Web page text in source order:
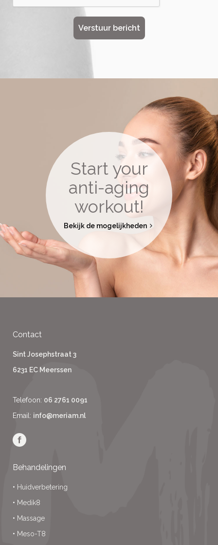
Start your
anti-aging
workout!
Bekijk de mogelijkheden
Contact
Sint Josephstraat 3
6231 EC Meerssen
Telefoon: 06 2761 0091
Email: info@meriam.nl
Behandelingen
• Huidverbetering
• Medik8
• Massage
• Meso-T8